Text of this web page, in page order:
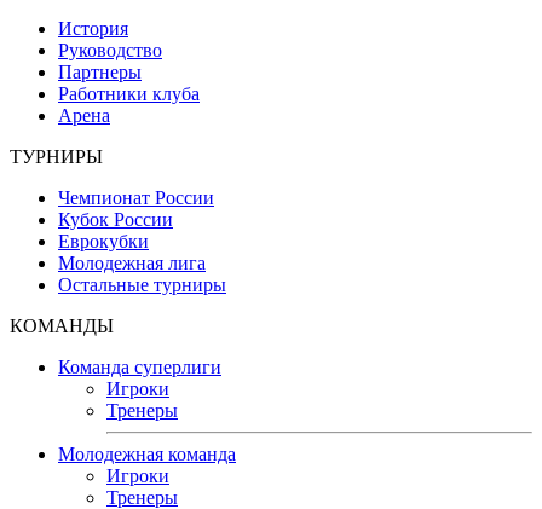
История
Руководство
Партнеры
Работники клуба
Арена
ТУРНИРЫ
Чемпионат России
Кубок России
Еврокубки
Молодежная лига
Остальные турниры
КОМАНДЫ
Команда суперлиги
Игроки
Тренеры
Молодежная команда
Игроки
Тренеры